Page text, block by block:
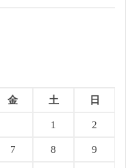
金 土 日
1 2
7 8 9